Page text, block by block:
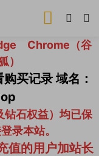
Chrome（谷
买记录 域名：
钻石权益）均已保
录本站。
值的用户加站长